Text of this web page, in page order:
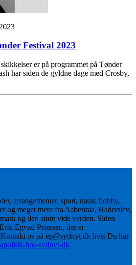
Festival 2023
er på programmet på Tønder
har siden de gyldne dage med Crosby,
arrangementer, sport, natur, hobby,
og meget mere fra Aabenraa, Haderslev,
og den store vide verden. Siden
Egvad Petersen, der er
os på ep@sydnyt.dk hvis Du har
hos-sydnyt-dk